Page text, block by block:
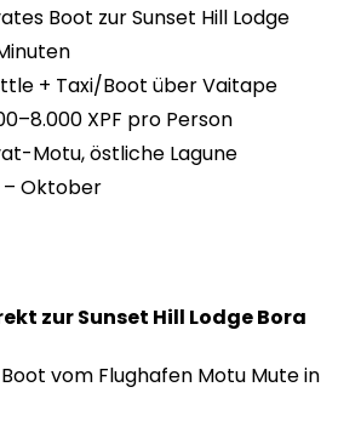
Boot zur Sunset Hill Lodge
+ Taxi/Boot über Vaitape
XPF pro Person
Motu, östliche Lagune
– Oktober
zur Sunset Hill Lodge Bora
vom Flughafen Motu Mute in